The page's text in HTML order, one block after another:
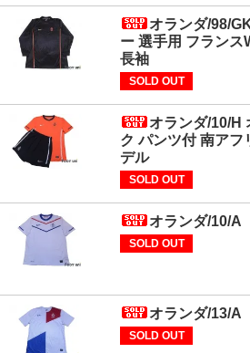
オランダ/98/
ー 選手用 フランス
長袖
SOLD OUT
オランダ/10/H
ク パンツ付 南アフ
デル
SOLD OUT
オランダ/10/A
SOLD OUT
オランダ/13/A
SOLD OUT